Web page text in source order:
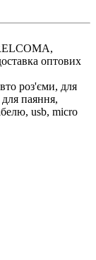
оптових
роз'єми, для
паяння,
usb, micro